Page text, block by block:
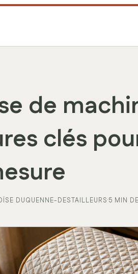
de
clés
DUQUENNE-DESTAILLEURS·5 MIN